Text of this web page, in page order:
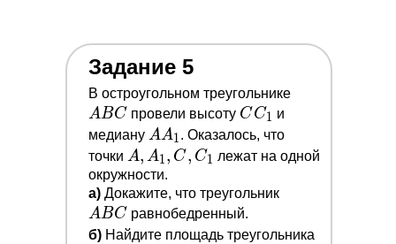
Задание 5
В остроугольном треугольнике
ABC провели высоту C
C_1
CC1 и
медиану A
A_1
AA1. Оказалось, что
точки A,
A_1,
C,
C_1
A, A1, C, C1 лежат на одной
окружности.
a) Докажите, что треугольник
C
ABC равнобедренный.
б) Найдите площадь треугольника